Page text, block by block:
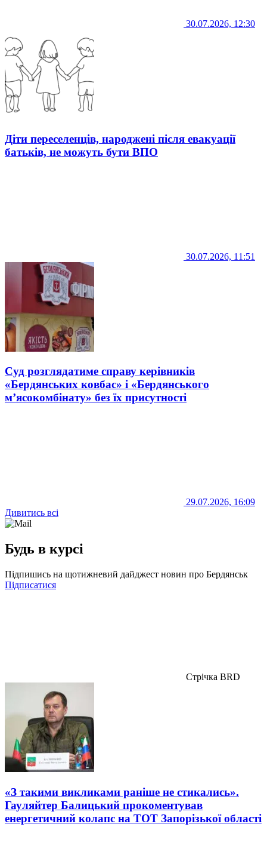
30.07.2026, 12:30
Діти переселенців, народжені після евакуації
батьків, не можуть бути ВПО
30.07.2026, 11:51
Суд розглядатиме справу керівників
«Бердянських ковбас» і «Бердянського
м’ясокомбінату» без їх присутності
29.07.2026, 16:09
Дивитись всі
Будь в курсі
Підпишись на щотижневий дайджест новин про Бердянськ
Підписатися
Стрічка BRD
«З такими викликами раніше не стикались».
Гауляйтер Балицький прокоментував
енергетичний колапс на ТОТ Запорізької області